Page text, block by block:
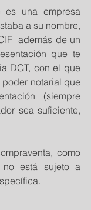
una empresa
a su nombre,
además de un
que te
DGT, con el que
notarial que
(siempre
sea suficiente,
como
está sujeto a